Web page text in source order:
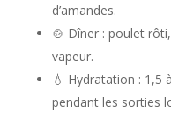
d’amandes.
🍲 Dîner : poulet
vapeur.
💧 Hydratation : 1,5
pendant les sorties